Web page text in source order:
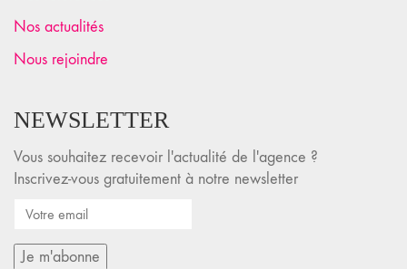
Nos actualités
Nous rejoindre
NEWSLETTER
Vous souhaitez recevoir l'actualité de l'agence ?
Inscrivez-vous gratuitement à notre newsletter